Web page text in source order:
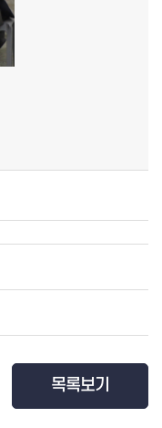
목록보기